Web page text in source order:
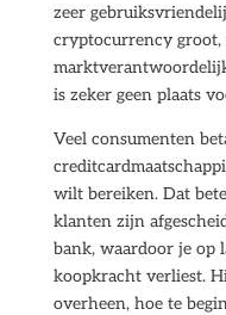
zeer
cryptocurrency
is zeker geen plaats
Veel consumenten
wilt bereiken. Dat
klanten zijn
bank, waardoor je op
koopkracht verliest.
overheen, hoe te